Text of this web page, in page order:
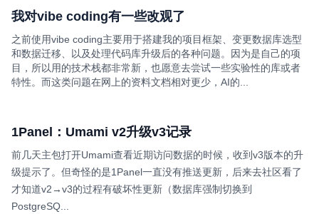
我对vibe coding有一些改观了
之前使用vibe coding主要用于搭建我的项目框架、变更数据库选型
和数据迁移、以及处理代码库升级后的各种问题。因为是自己的项
目，所以用的技术栈都非常新，也愿意去尝试一些实验性的库或者
特性。而这类问题在网上的资料文档相对更少，AI的...
1Panel：Umami v2升级v3记录
前几天主包打开Umami查看近期访问数据的时候，收到v3版本的升
级提示了。但奇怪的是1Panel一直没有推送更新，后来去社区看了
才知道v2→v3的过程有破坏性更新（数据库强制切换到
PostgreSQ...